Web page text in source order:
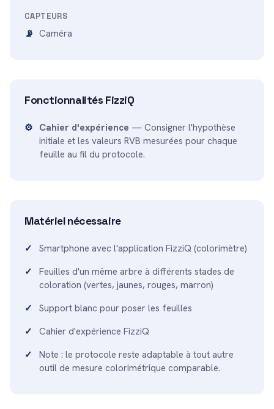
CAPTEURS
Caméra
Fonctionnalités FizziQ
Cahier d'expérience — Consigner l'hypothèse
initiale et les valeurs RVB mesurées pour chaque
feuille au fil du protocole.
Matériel nécessaire
Smartphone avec l'application FizziQ (colorimètre)
Feuilles d'un même arbre à différents stades de
coloration (vertes, jaunes, rouges, marron)
Support blanc pour poser les feuilles
Cahier d'expérience FizziQ
Note : le protocole reste adaptable à tout autre
outil de mesure colorimétrique comparable.